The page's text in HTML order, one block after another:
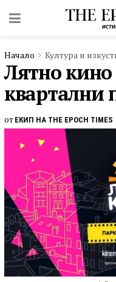
Начало Култура и
Лятно
квартални
от ЕКИП НА THE EPOCH TIMES